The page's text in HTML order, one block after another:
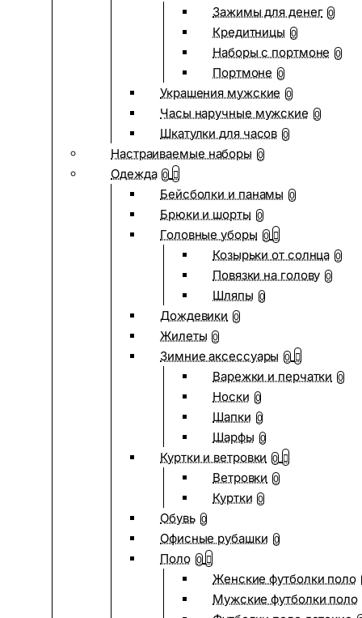
Зажимы для денег 0
Кредитницы 0
Наборы с портмоне 0
Портмоне 0
Украшения мужские 0
Часы наручные мужские 0
Шкатулки для часов 0
Настраиваемые наборы 0
Одежда 0
Бейсболки и панамы 0
Брюки и шорты 0
Головные уборы 0
Козырьки от солнца 0
Повязки на голову 0
Шляпы 0
Дождевики 0
Жилеты 0
Зимние аксессуары 0
Варежки и перчатки 0
Носки 0
Шапки 0
Шарфы 0
Куртки и ветровки 0
Ветровки 0
Куртки 0
Обувь 0
Офисные рубашки 0
Поло 0
Женские футболки поло
Мужские футболки поло